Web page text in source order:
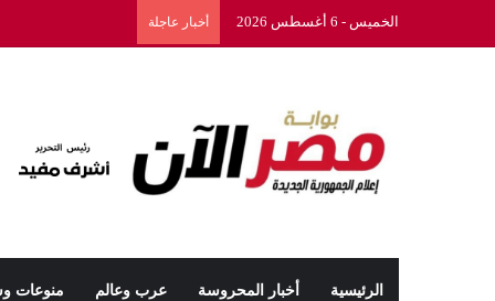
الخميس - 6 أغسطس 2026 أخبار عاجلة
الرئيسية أخبار المحروسة عرب وعالم منوعات